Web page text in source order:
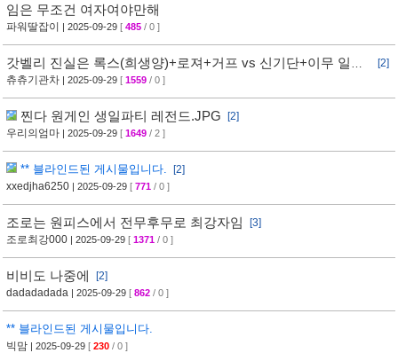
임은 무조건 여자여야만해
파워딸잡이 | 2025-09-29 [ 485 / 0 ]
갓벨리 진실은 록스(희생양)+로져+거프 vs 신기단+이무 일까
요?
[2]
츄츄기관차 | 2025-09-29 [ 1559 / 0 ]
찐다 원게인 생일파티 레전드.JPG
[2]
우리의엄마 | 2025-09-29 [ 1649 / 2 ]
** 블라인드된 게시물입니다.
[2]
xxedjha6250 | 2025-09-29 [ 771 / 0 ]
조로는 원피스에서 전무후무로 최강자임
[3]
조로최강000 | 2025-09-29 [ 1371 / 0 ]
비비도 나중에
[2]
dadadadada | 2025-09-29 [ 862 / 0 ]
** 블라인드된 게시물입니다.
빅맘 | 2025-09-29 [ 230 / 0 ]